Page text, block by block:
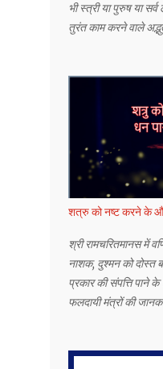
भी स्त्री या पुरुष या
तुरंत काम करने वाले
शत्रु को नष्ट करने के और
श्री रामचरितमानस में
नाशक, दुश्मन को
प्रकार की संपत्ति पाने
फलदायी मंत्रों की